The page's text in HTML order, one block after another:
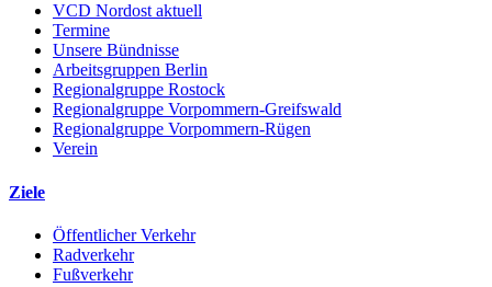
VCD Nordost aktuell
Termine
Unsere Bündnisse
Arbeitsgruppen Berlin
Regionalgruppe Rostock
Regionalgruppe Vorpommern-Greifswald
Regionalgruppe Vorpommern-Rügen
Verein
Ziele
Öffentlicher Verkehr
Radverkehr
Fußverkehr